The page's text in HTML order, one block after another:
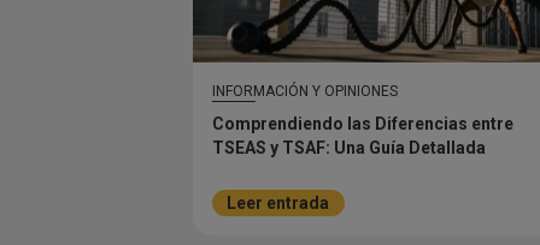
INFORMACIÓN Y OPINIONES
Comprendiendo las Diferencias entre
TSEAS y TSAF: Una Guía Detallada
Leer entrada